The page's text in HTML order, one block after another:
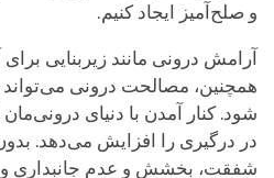
و صلح‌آمیز ایجاد کنیم.
آرامش درونی مانند زیربنایی
همچنین، مصالحت درونی
شود. کنار آمدن با دنیای
در درگیری را افزایش می‌دهد.
شفقت، بخشش و عدم جانبداری